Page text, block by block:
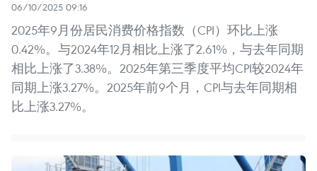
06/10/2025 09:16
2025年9月份居民消费价格指数（CPI）环比上涨
0.42%。与2024年12月相比上涨了2.61%，与去年同期
相比上涨了3.38%。2025年第三季度平均CPI较2024年
同期上涨3.27%。2025年前9个月，CPI与去年同期相
比上涨3.27%。